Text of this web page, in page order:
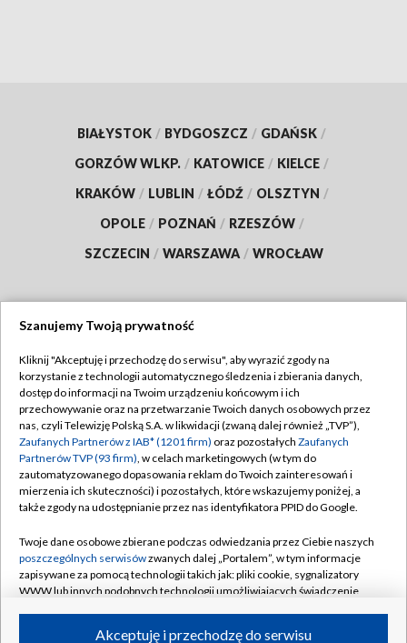
BIAŁYSTOK / BYDGOSZCZ / GDAŃSK /
GORZÓW WLKP. / KATOWICE / KIELCE /
KRAKÓW / LUBLIN / ŁÓDŹ / OLSZTYN /
OPOLE / POZNAŃ / RZESZÓW /
SZCZECIN / WARSZAWA / WROCŁAW
TVP
Abonament TVP
Emisja w TVP
Centrum informacji TVP
Naziemna Telewizja Cyfrowa
Rada Programowa
System NOS
Informacje o nadawcy
Regulamin TVP
Polityka prywatności
Moje zgody
Pomoc
Kontakt
Kanały
Szanujemy Twoją prywatność
Kliknij "Akceptuję i przechodzę do serwisu", aby wyrazić zgody na
korzystanie z technologii automatycznego śledzenia i zbierania danych,
dostęp do informacji na Twoim urządzeniu końcowym i ich
przechowywanie oraz na przetwarzanie Twoich danych osobowych przez
nas, czyli Telewizję Polską S.A. w likwidacji (zwaną dalej również „TVP”),
Zaufanych Partnerów z IAB* (1201 firm) oraz pozostałych Zaufanych
Partnerów TVP (93 firm), w celach marketingowych (w tym do
zautomatyzowanego dopasowania reklam do Twoich zainteresowań i
mierzenia ich skuteczności) i pozostałych, które wskazujemy poniżej, a
także zgody na udostępnianie przez nas identyfikatora PPID do Google.
Twoje dane osobowe zbierane podczas odwiedzania przez Ciebie naszych
poszczególnych serwisówzwanych dalej „Portalem”, w tym informacje
zapisywane za pomocą technologii takich jak: pliki cookie, sygnalizatory
WWW lub innych podobnych technologii umożliwiających świadczenie
ruchu w Internecie.Akceptuję i przechodzę do serwisu